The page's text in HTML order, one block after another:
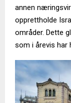
annen
opprettholde
områder. Dette
som i årevis har